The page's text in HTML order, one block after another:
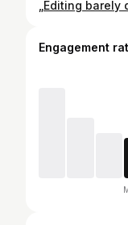
Engagement